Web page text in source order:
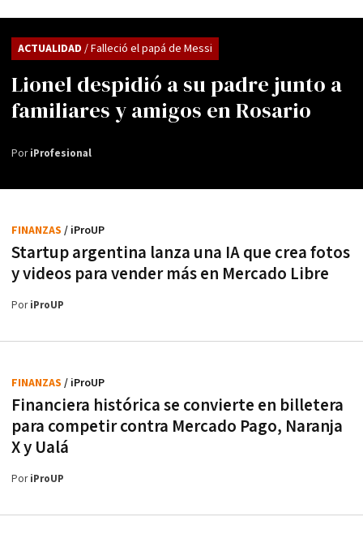
Lionel despidió a su padre junto a
familiares y amigos en Rosario
ACTUALIDAD / Falleció el papá de Messi
PoriProfesional
Startup argentina lanza una IA que crea fotos
y videos para vender más en Mercado Libre
FINANZAS / iProUP
PoriProUP
Financiera histórica se convierte en billetera
para competir contra Mercado Pago, Naranja
X y Ualá
FINANZAS / iProUP
PoriProUP